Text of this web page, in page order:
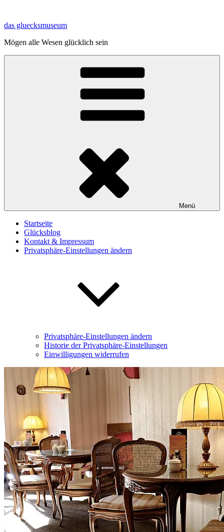
springen
das gluecksmuseum
Mögen alle Wesen glücklich sein
Menü
Startseite
Glücksblog
Kontakt & Impressum
Privatsphäre-Einstellungen ändern
Privatsphäre-Einstellungen ändern
Historie der Privatsphäre-Einstellungen
Einwilligungen widerrufen